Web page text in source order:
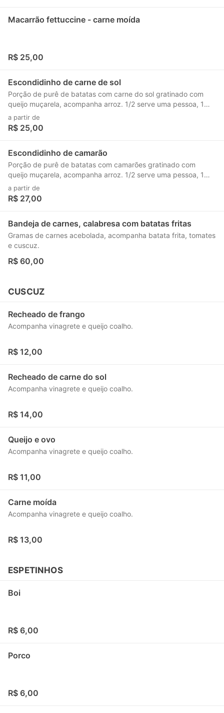
Macarrão fettuccine - carne moída
R$ 25,00
Escondidinho de carne de sol
Porção de purê de batatas com carne do sol gratinado com
queijo muçarela, acompanha arroz. 1/2 serve uma pessoa, 1
porção serve 2 pessoas.
a partir de
R$ 25,00
Escondidinho de camarão
Porção de purê de batatas com camarões gratinado com
queijo muçarela, acompanha arroz. 1/2 serve uma pessoa, 1
porção serve 2 pessoas.
a partir de
R$ 27,00
Bandeja de carnes, calabresa com batatas fritas
Gramas de carnes acebolada, acompanha batata frita, tomates
e cuscuz.
R$ 60,00
CUSCUZ
Recheado de frango
Acompanha vinagrete e queijo coalho.
R$ 12,00
Recheado de carne do sol
Acompanha vinagrete e queijo coalho.
R$ 14,00
Queijo e ovo
Acompanha vinagrete e queijo coalho.
R$ 11,00
Carne moída
Acompanha vinagrete e queijo coalho.
R$ 13,00
ESPETINHOS
Boi
R$ 6,00
Porco
R$ 6,00